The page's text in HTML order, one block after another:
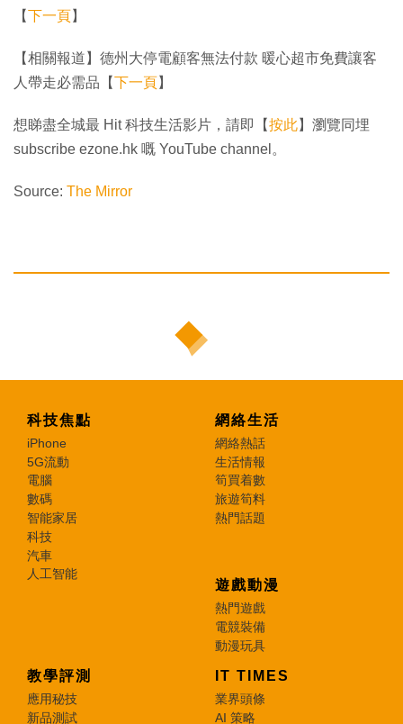
【下一頁】
【相關報道】德州大停電顧客無法付款 暖心超市免費讓客
人帶走必需品【下一頁】
想睇盡全城最 Hit 科技生活影片，請即【按此】瀏覽同埋
subscribe ezone.hk 嘅 YouTube channel。
Source: The Mirror
科技焦點
iPhone
5G流動
電腦
數碼
智能家居
科技
汽車
人工智能
網絡生活
網絡熱話
生活情報
筍買着數
旅遊筍料
熱門話題
遊戲動漫
熱門遊戲
電競裝備
動漫玩具
教學評測
應用秘技
新品測試
IT TIMES
業界頭條
AI 策略